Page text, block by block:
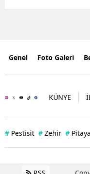
Genel Foto Galeri
KÜNYE
# Pestisit # Zehir # Pitaya